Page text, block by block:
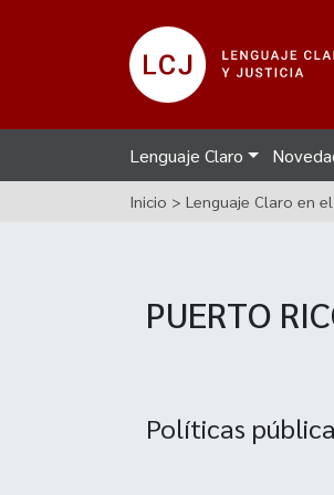
Lenguaje Claro
Inicio > Lenguaje Claro en
PUERTO
Políticas